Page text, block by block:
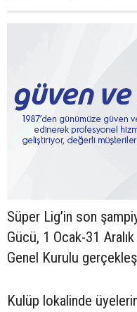
Süper Lig’in son
Gücü, 1 Ocak-31
Genel Kurulu
Kulüp lokalinde üyelerin